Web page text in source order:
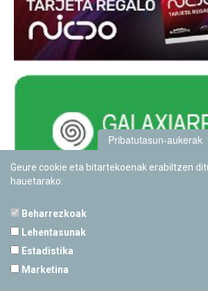
Pribatutasun-aukerak
Geure cookie eta bitartekoenak erabiltzen
hauetarako:
Beharrezkoak
Lehentasunak
Estadistika
Marketina